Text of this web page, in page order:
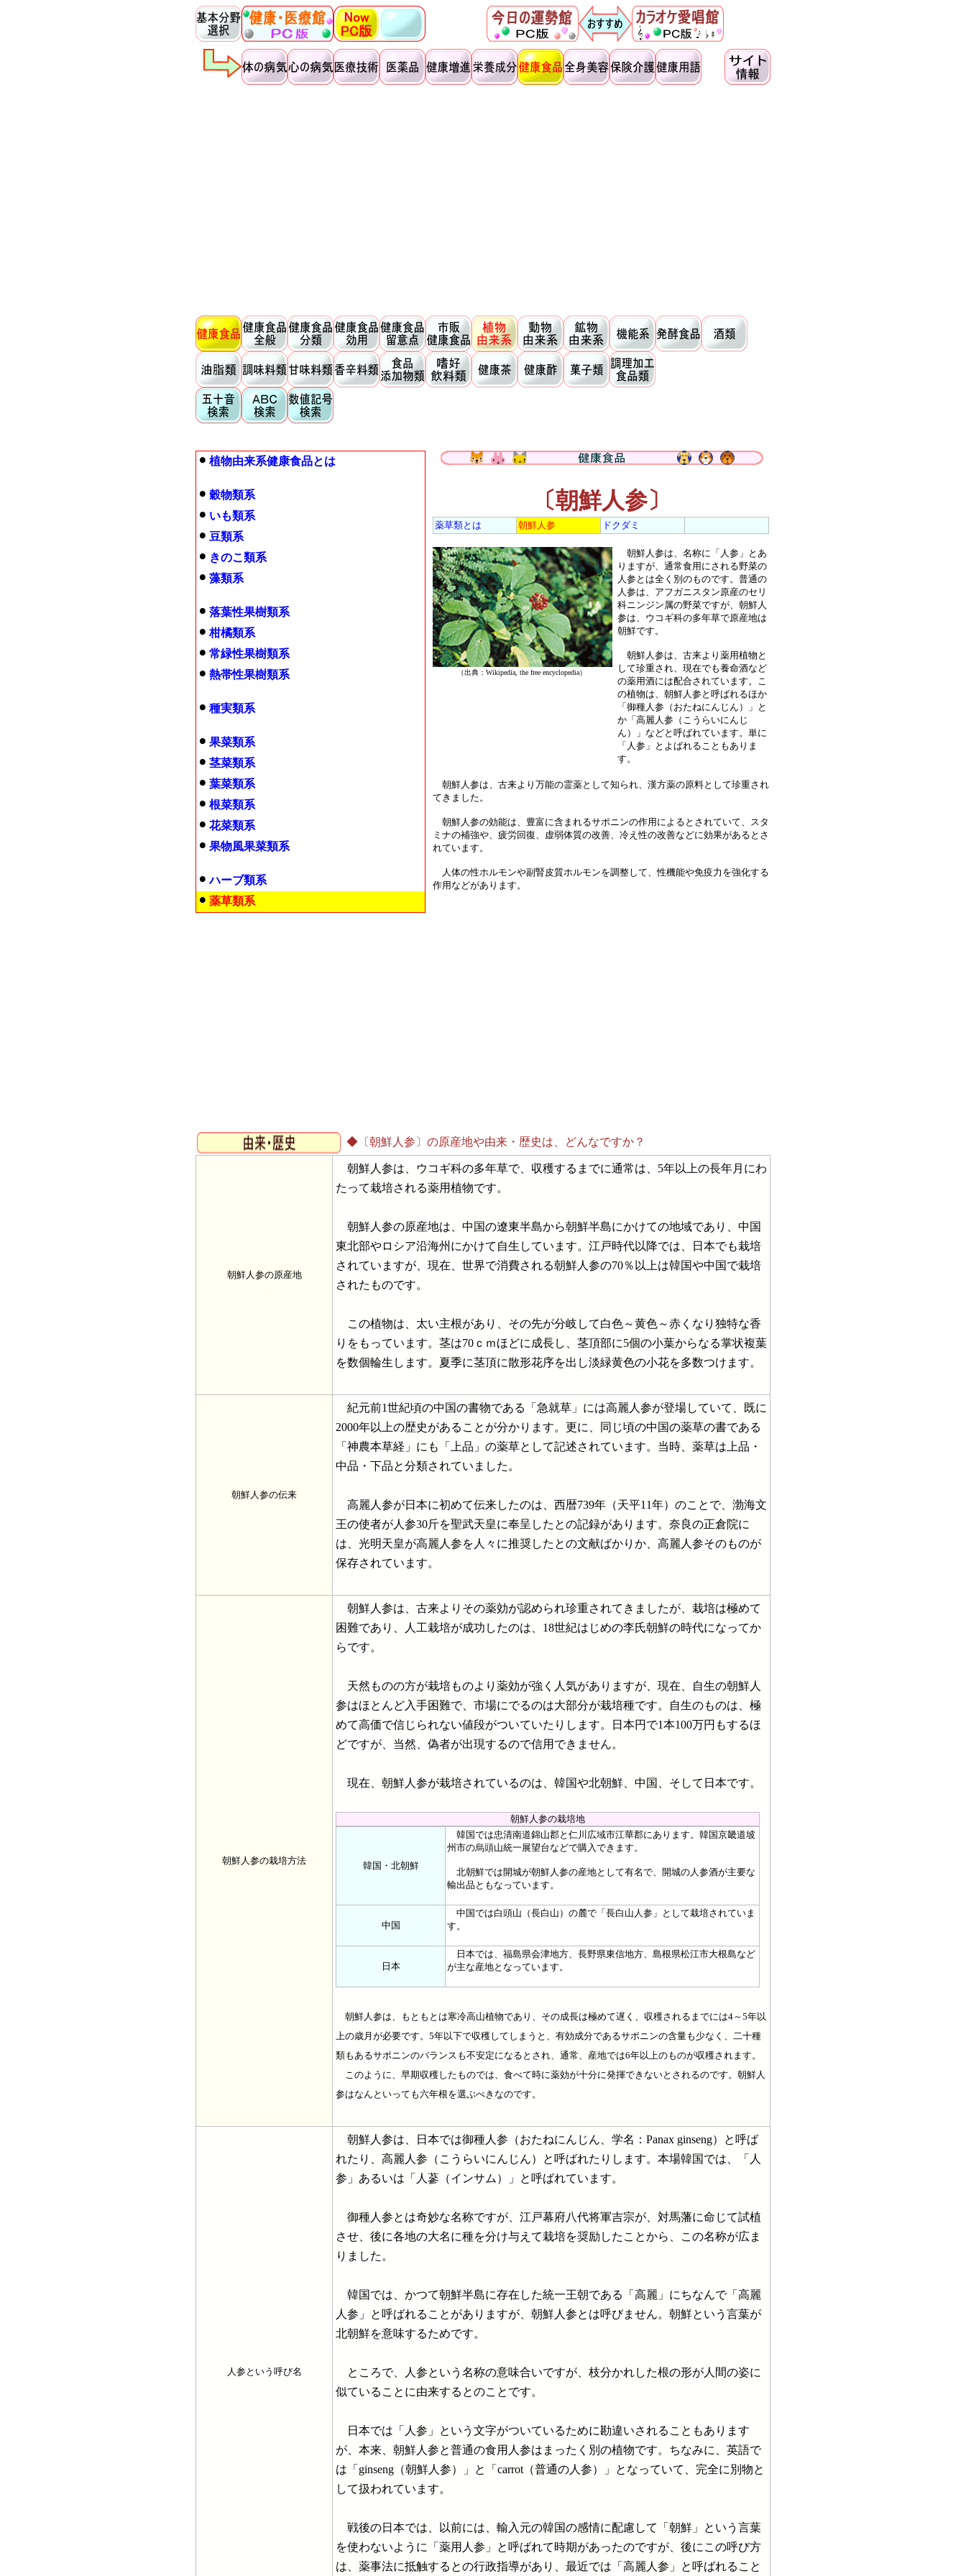
〔朝鮮人参〕
薬草類とは 朝鮮人参 ドクダミ
（出典：Wikipedia, the free encyclopedia）
朝鮮人参は、名称に「人参」とあ
りますが、通常食用にされる野菜の
人参とは全く別のものです。普通の
人参は、アフガニスタン原産のセリ
科ニンジン属の野菜ですが、朝鮮人
参は、ウコギ科の多年草で原産地は
朝鮮です。
朝鮮人参は、古来より薬用植物と
して珍重され、現在でも養命酒など
の薬用酒には配合されています。こ
の植物は、朝鮮人参と呼ばれるほか
「御種人参（おたねにんじん）」と
か「高麗人参（こうらいにんじ
ん）」などと呼ばれています。単に
「人参」とよばれることもありま
す。
朝鮮人参は、古来より万能の霊薬として知られ、漢方薬の原料として珍重され
てきました。
朝鮮人参の効能は、豊富に含まれるサポニンの作用によるとされていて、スタ
ミナの補強や、疲労回復、虚弱体質の改善、冷え性の改善などに効果があるとさ
れています。
人体の性ホルモンや副腎皮質ホルモンを調整して、性機能や免疫力を強化する
作用などがあります。
植物由来系健康食品とは
穀物類系
いも類系
豆類系
きのこ類系
藻類系
落葉性果樹類系
柑橘類系
常緑性果樹類系
熱帯性果樹類系
種実類系
果菜類系
茎菜類系
葉菜類系
根菜類系
花菜類系
果物風果菜類系
ハーブ類系
薬草類系
◆〔朝鮮人参〕の原産地や由来・歴史は、どんなですか？
朝鮮人参の原産地
朝鮮人参は、ウコギ科の多年草で、収穫するまでに通常は、5年以上の長年月にわ
たって栽培される薬用植物です。
朝鮮人参の原産地は、中国の遼東半島から朝鮮半島にかけての地域であり、中国
東北部やロシア沿海州にかけて自生しています。江戸時代以降では、日本でも栽培
されていますが、現在、世界で消費される朝鮮人参の70％以上は韓国や中国で栽培
されたものです。
この植物は、太い主根があり、その先が分岐して白色～黄色～赤くなり独特な香
りをもっています。茎は70ｃｍほどに成長し、茎頂部に5個の小葉からなる掌状複葉
を数個輪生します。夏季に茎頂に散形花序を出し淡緑黄色の小花を多数つけます。
朝鮮人参の伝来
紀元前1世紀頃の中国の書物である「急就草」には高麗人参が登場していて、既に
2000年以上の歴史があることが分かります。更に、同じ頃の中国の薬草の書である
「神農本草経」にも「上品」の薬草として記述されています。当時、薬草は上品・
中品・下品と分類されていました。
高麗人参が日本に初めて伝来したのは、西暦739年（天平11年）のことで、渤海文
王の使者が人参30斤を聖武天皇に奉呈したとの記録があります。奈良の正倉院に
は、光明天皇が高麗人参を人々に推奨したとの文献ばかりか、高麗人参そのものが
保存されています。
朝鮮人参の栽培方法
朝鮮人参は、古来よりその薬効が認められ珍重されてきましたが、栽培は極めて
困難であり、人工栽培が成功したのは、18世紀はじめの李氏朝鮮の時代になってか
らです。
天然ものの方が栽培ものより薬効が強く人気がありますが、現在、自生の朝鮮人
参はほとんど入手困難で、市場にでるのは大部分が栽培種です。自生のものは、極
めて高価で信じられない値段がついていたりします。日本円で1本100万円もするほ
どですが、当然、偽者が出現するので信用できません。
現在、朝鮮人参が栽培されているのは、韓国や北朝鮮、中国、そして日本です。
朝鮮人参の栽培地
韓国・北朝鮮
韓国では忠清南道錦山郡と仁川広域市江華郡にあります。韓国京畿道坡
州市の烏頭山統一展望台などで購入できます。
北朝鮮では開城が朝鮮人参の産地として有名で、開城の人参酒が主要な
輸出品ともなっています。
中国
中国では白頭山（長白山）の麓で「長白山人参」として栽培されていま
す。
日本
日本では、福島県会津地方、長野県東信地方、島根県松江市大根島など
が主な産地となっています。
朝鮮人参は、もともとは寒冷高山植物であり、その成長は極めて遅く、収穫されるまでには4～5年以
上の歳月が必要です。5年以下で収穫してしまうと、有効成分であるサポニンの含量も少なく、二十種
類もあるサポニンのバランスも不安定になるとされ、通常、産地では6年以上のものが収穫されます。
このように、早期収穫したものでは、食べて時に薬効が十分に発揮できないとされるのです。朝鮮人
参はなんといっても六年根を選ぶべきなのです。
人参という呼び名
朝鮮人参は、日本では御種人参（おたねにんじん、学名：Panax ginseng）と呼ば
れたり、高麗人参（こうらいにんじん）と呼ばれたりします。本場韓国では、「人
参」あるいは「人蔘（インサム）」と呼ばれています。
御種人参とは奇妙な名称ですが、江戸幕府八代将軍吉宗が、対馬藩に命じて試植
させ、後に各地の大名に種を分け与えて栽培を奨励したことから、この名称が広ま
りました。
韓国では、かつて朝鮮半島に存在した統一王朝である「高麗」にちなんで「高麗
人参」と呼ばれることがありますが、朝鮮人参とは呼びません。朝鮮という言葉が
北朝鮮を意味するためです。
ところで、人参という名称の意味合いですが、枝分かれした根の形が人間の姿に
似ていることに由来するとのことです。
日本では「人参」という文字がついているために勘違いされることもあります
が、本来、朝鮮人参と普通の食用人参はまったく別の植物です。ちなみに、英語で
は「ginseng（朝鮮人参）」と「carrot（普通の人参）」となっていて、完全に別物と
して扱われています。
戦後の日本では、以前には、輸入元の韓国の感情に配慮して「朝鮮」という言葉
を使わないように「薬用人参」と呼ばれて時期があったのですが、後にこの呼び方
は、薬事法に抵触するとの行政指導があり、最近では「高麗人参」と呼ばれること